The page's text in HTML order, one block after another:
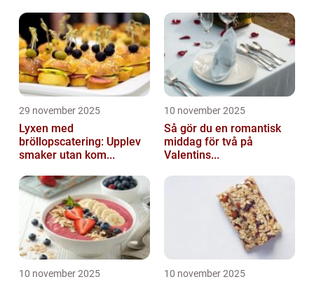
29 november 2025
Lyxen med
bröllopscatering: Upplev
smaker utan kom...
10 november 2025
Så gör du en romantisk
middag för två på
Valentins...
10 november 2025 10 november 2025